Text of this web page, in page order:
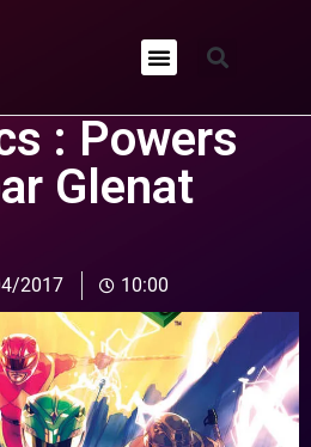
: Powers
Glenat
2017 10:00